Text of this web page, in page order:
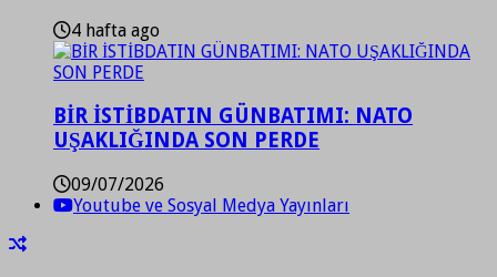
4 hafta ago
BİR İSTİBDATIN GÜNBATIMI: NATO
UŞAKLIĞINDA SON PERDE
09/07/2026
Youtube ve Sosyal Medya Yayınları